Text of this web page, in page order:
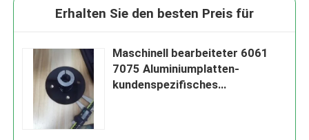
Erhalten Sie den besten Preis für
Maschinell bearbeiteter 6061
7075 Aluminiumplatten-
kundenspezifisches